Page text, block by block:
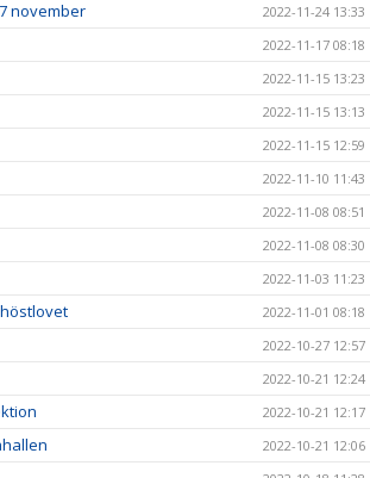
november 2022-11-24 13:33
2022-11-17 08:18
2022-11-15 13:23
2022-11-15 13:13
2022-11-15 12:59
2022-11-10 11:43
2022-11-08 08:51
2022-11-08 08:30
2022-11-03 11:23
2022-11-01 08:18
2022-10-27 12:57
2022-10-21 12:24
2022-10-21 12:17
2022-10-21 12:06